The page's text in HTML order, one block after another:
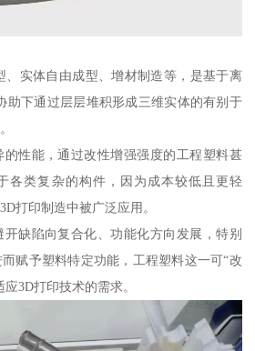
、实体自由成型、增材制造等，是基于离
助下通过层层堆积形成三维实体的有别于
性能，通过改性增强强度的工程塑料甚
各类复杂的构件，因为成本较低且更轻
打印制造中被广泛应用。
缺陷向复合化、功能化方向发展，特别
赋予塑料特定功能，工程塑料这一可“改
3D打印技术的需求。